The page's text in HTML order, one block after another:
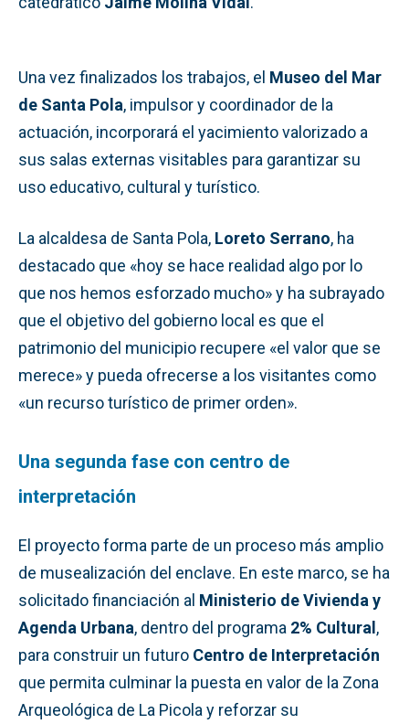
Una vez finalizados los trabajos, el Museo del Mar
de Santa Pola, impulsor y coordinador de la
actuación, incorporará el yacimiento valorizado a
sus salas externas visitables para garantizar su
uso educativo, cultural y turístico.
La alcaldesa de Santa Pola, Loreto Serrano, ha
destacado que «hoy se hace realidad algo por lo
que nos hemos esforzado mucho» y ha subrayado
que el objetivo del gobierno local es que el
patrimonio del municipio recupere «el valor que se
merece» y pueda ofrecerse a los visitantes como
«un recurso turístico de primer orden».
Una segunda fase con centro de
interpretación
El proyecto forma parte de un proceso más amplio
de musealización del enclave. En este marco, se ha
solicitado financiación al Ministerio de Vivienda y
Agenda Urbana, dentro del programa 2% Cultural,
para construir un futuro Centro de Interpretación
que permita culminar la puesta en valor de la Zona
Arqueológica de La Picola y reforzar su